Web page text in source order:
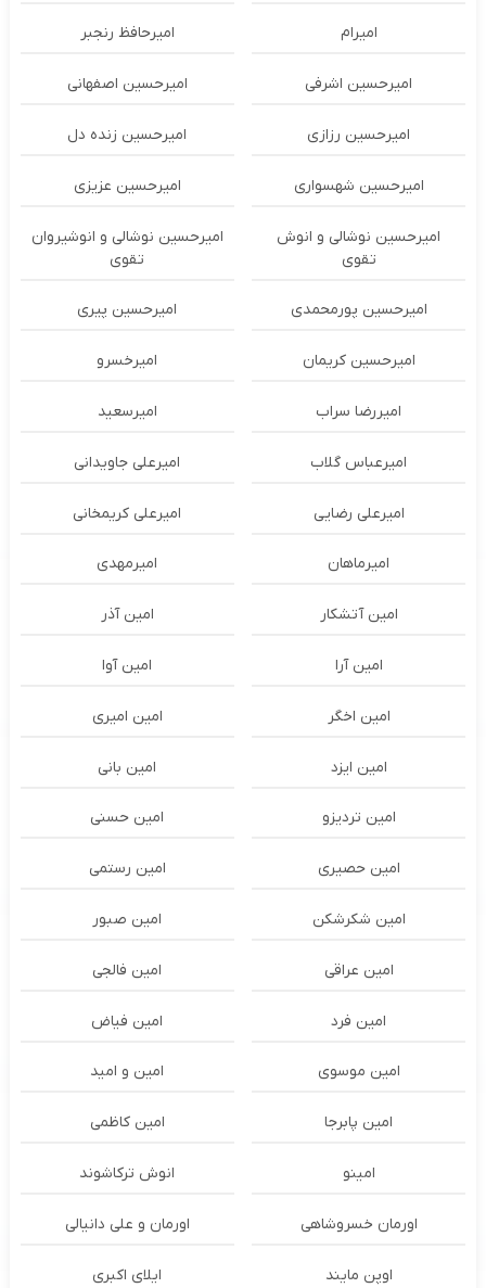
امیرام امیرحافظ رنجبر
امیرحسین اشرفی امیرحسین اصفهانی
امیرحسین رزازی امیرحسین زنده دل
امیرحسین شهسواری امیرحسین عزیزی
امیرحسین نوشالی و انوش
تقوی
امیرحسین نوشالی و انوشیروان
تقوی
امیرحسین پورمحمدی امیرحسین پیری
امیرحسین کریمان امیرخسرو
امیررضا سراب امیرسعید
امیرعباس گلاب امیرعلی جاویدانی
امیرعلی رضایی امیرعلی کریمخانی
امیرماهان امیرمهدی
امین آتشکار امین آذر
امین آرا امین آوا
امین اخگر امین امیری
امین ایزد امین بانی
امین تردیزو امین حسنی
امین حصیری امین رستمی
امین شکرشکن امین صبور
امین عراقی امین فالجی
امین فرد امین فیاض
امین موسوی امین و امید
امین پابرجا امین کاظمی
امینو انوش ترکاشوند
اورمان خسروشاهی اورمان و علی دانیالی
اوپن مایند ايلاى اكبرى